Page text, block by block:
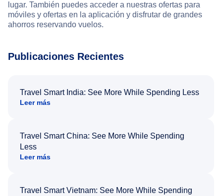
lugar. También puedes acceder a nuestras ofertas para
móviles y ofertas en la aplicación y disfrutar de grandes
ahorros reservando vuelos.
Publicaciones Recientes
Travel Smart India: See More While Spending Less
Leer más
Travel Smart China: See More While Spending
Less
Leer más
Travel Smart Vietnam: See More While Spending